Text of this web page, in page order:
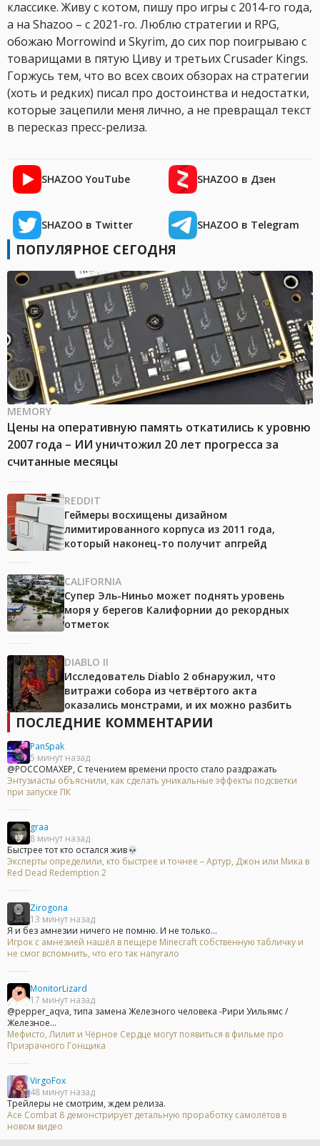
классике. Живу с котом, пишу про игры с 2014-го года,
а на Shazoo – с 2021-го. Люблю стратегии и RPG,
обожаю Morrowind и Skyrim, до сих пор поигрываю с
товарищами в пятую Циву и третьих Crusader Kings.
Горжусь тем, что во всех своих обзорах на стратегии
(хоть и редких) писал про достоинства и недостатки,
которые зацепили меня лично, а не превращал текст
в пересказ пресс-релиза.
SHAZOO YouTube SHAZOO в Дзен
SHAZOO в Twitter SHAZOO в Telegram
ПОПУЛЯРНОЕ СЕГОДНЯ
MEMORY
Цены на оперативную память откатились к уровню
2007 года – ИИ уничтожил 20 лет прогресса за
считанные месяцы
REDDIT
Геймеры восхищены дизайном
лимитированного корпуса из 2011 года,
который наконец-то получит апгрейд
CALIFORNIA
Супер Эль-Ниньо может поднять уровень
моря у берегов Калифорнии до рекордных
отметок
DIABLO II
Исследователь Diablo 2 обнаружил, что
витражи собора из четвёртого акта
оказались монстрами, и их можно разбить
ПОСЛЕДНИЕ КОММЕНТАРИИ
PanSpak
5 минут назад
@POCCOMAXEP, С течением времени просто стало раздражать
Энтузиасты объяснили, как сделать уникальные эффекты подсветки
при запуске ПК
graa
8 минут назад
Быстрее тот кто остался жив💀
Эксперты определили, кто быстрее и точнее – Артур, Джон или Мика в
Red Dead Redemption 2
Zirogona
13 минут назад
Я и без амнезии ничего не помню. И не только...
Игрок с амнезией нашёл в пещере Minecraft собственную табличку и
не смог вспомнить, что его так напугало
MonitorLizard
17 минут назад
@pepper_aqva, типа замена Железного человека -Рири Уильямс /
Железное...
Мефисто, Лилит и Чёрное Сердце могут появиться в фильме про
Призрачного Гонщика
VirgoFox
48 минут назад
Трейлеры не смотрим, ждем релиза.
Ace Combat 8 демонстрирует детальную проработку самолётов в
новом видео